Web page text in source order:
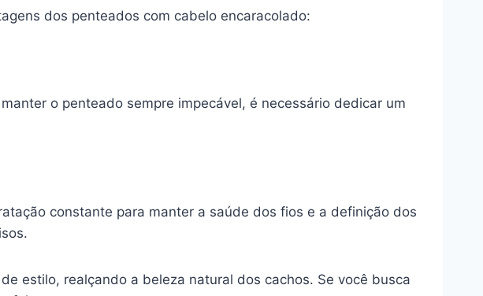
dos penteados com cabelo encaracolado:
o penteado sempre impecável, é necessário dedicar um
constante para manter a saúde dos fios e a definição dos
estilo, realçando a beleza natural dos cachos. Se você busca